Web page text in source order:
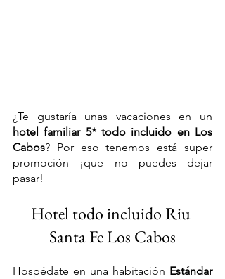
VIAJES 2027
hotel familiar 5* todo incluido en Los
Cabos? Por eso tenemos está super
promoción ¡que no puedes dejar
pasar!
Hotel todo incluido Riu
Santa Fe Los Cabos
Hospédate en una habitación Estándar